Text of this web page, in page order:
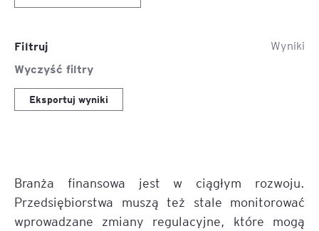
Filtruj
Wyczyść filtry
Wyniki
Eksportuj wyniki
Branża finansowa jest w ciągłym rozwoju.
Przedsiębiorstwa muszą też stale monitorować
wprowadzane zmiany regulacyjne, które mogą